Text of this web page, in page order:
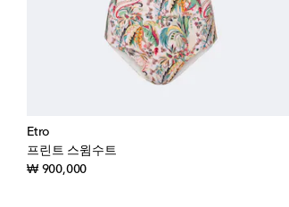
Etro
프린트 스윔수트
₩ 900,000original price